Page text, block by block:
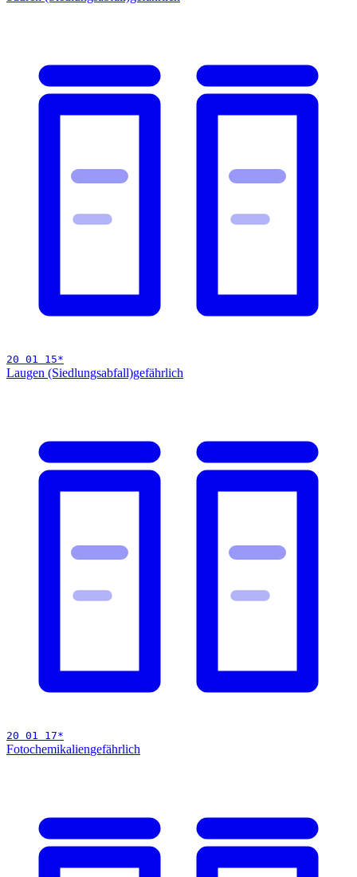
20 01 15*
Laugen (Siedlungsabfall)gefährlich
20 01 17*
Fotochemikaliengefährlich